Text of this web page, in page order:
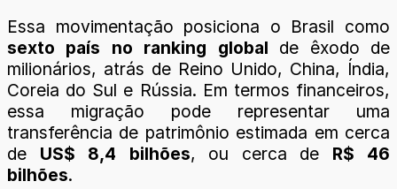
Essa movimentação posiciona o Brasil como
sexto país no ranking global de êxodo de
milionários, atrás de Reino Unido, China, Índia,
Coreia do Sul e Rússia. Em termos financeiros,
essa migração pode representar uma
transferência de patrimônio estimada em cerca
de US$ 8,4 bilhões, ou cerca de R$ 46
bilhões.